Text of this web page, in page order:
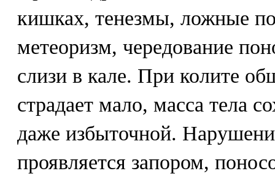
кишках, тенезмы, ложные
метеоризм, чередование
слизи в кале. При колите
страдает мало, масса тела
даже избыточной.
проявляется запором,